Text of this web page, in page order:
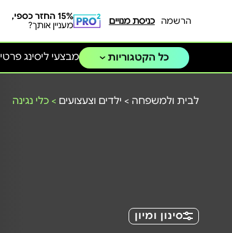
הרשמה כניסת מנויים
15% החזר כספי,
מעניין אותך?
כל הקטגוריות מבצעי ליסינג פרטי
לבית ולמשפחה > ילדים וצעצועים > כלי נגינה
סינון ומיון